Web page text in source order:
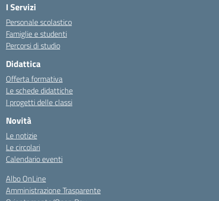
I Servizi
Personale scolastico
Famiglie e studenti
Percorsi di studio
Didattica
Offerta formativa
Le schede didattiche
I progetti delle classi
Novità
Le notizie
Le circolari
Calendario eventi
Albo OnLine
Amministrazione Trasparente